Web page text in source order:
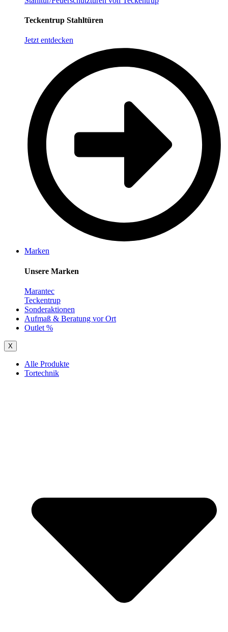
Teckentrup Stahltüren
Jetzt entdecken
Marken
Unsere Marken
Marantec
Teckentrup
Sonderaktionen
Aufmaß & Beratung vor Ort
Outlet %
X
Alle Produkte
Tortechnik